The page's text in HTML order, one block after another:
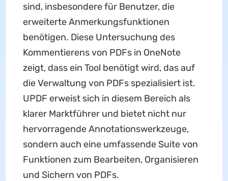
sind, insbesondere für Benutzer, die
erweiterte Anmerkungsfunktionen
benötigen. Diese Untersuchung des
Kommentierens von PDFs in OneNote
zeigt, dass ein Tool benötigt wird, das auf
die Verwaltung von PDFs spezialisiert ist.
UPDF erweist sich in diesem Bereich als
klarer Marktführer und bietet nicht nur
hervorragende Annotationswerkzeuge,
sondern auch eine umfassende Suite von
Funktionen zum Bearbeiten, Organisieren
und Sichern von PDFs.